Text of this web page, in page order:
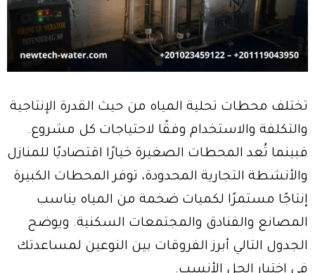
تختلف محطات تحلية المياه من حيث القدرة الإنتاجية
والتكلفة والاستخدام وفقًا لاحتياجات كل مشروع.
فبينما تُعد المحطات الصغيرة خيارًا اقتصاديًا للمنازل
والأنشطة التجارية المحدودة، توفر المحطات الكبيرة
إنتاجًا مستمرًا لكميات ضخمة من المياه يناسب
المصانع والفنادق والمجتمعات السكنية. ويوضح
الجدول التالي أبرز الفروقات بين النوعين لمساعدتك